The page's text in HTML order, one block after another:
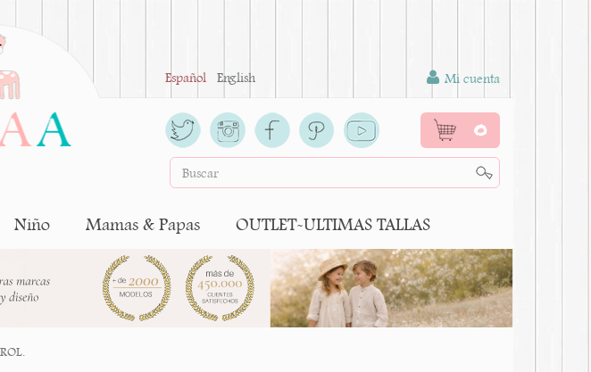
Español English Mi cuenta
0
Niño Mamas & Papas OUTLET-ULTIMAS TALLAS